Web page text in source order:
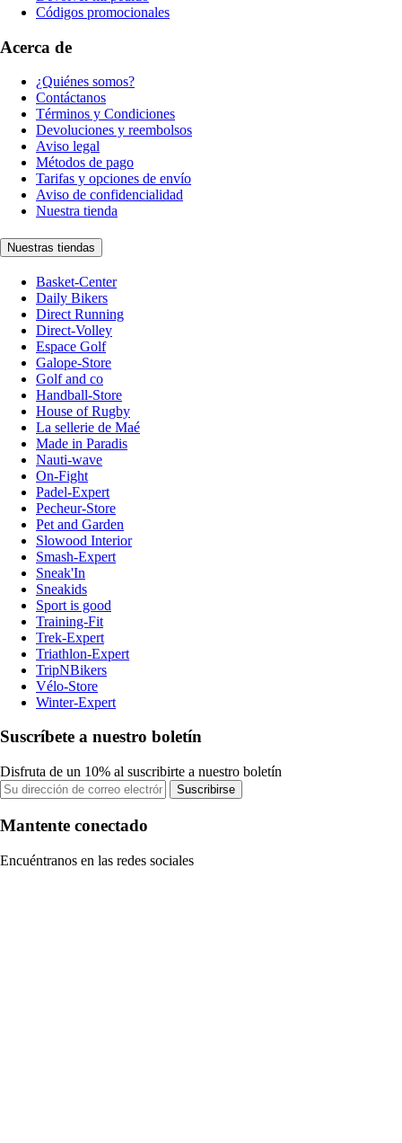
Códigos promocionales
Acerca de
¿Quiénes somos?
Contáctanos
Términos y Condiciones
Devoluciones y reembolsos
Aviso legal
Métodos de pago
Tarifas y opciones de envío
Aviso de confidencialidad
Nuestra tienda
Nuestras tiendas
Basket-Center
Daily Bikers
Direct Running
Direct-Volley
Espace Golf
Galope-Store
Golf and co
Handball-Store
House of Rugby
La sellerie de Maé
Made in Paradis
Nauti-wave
On-Fight
Padel-Expert
Pecheur-Store
Pet and Garden
Slowood Interior
Smash-Expert
Sneak'In
Sneakids
Sport is good
Training-Fit
Trek-Expert
Triathlon-Expert
TripNBikers
Vélo-Store
Winter-Expert
Suscríbete a nuestro boletín
Disfruta de un 10% al suscribirte a nuestro boletín
Suscribirse
Mantente conectado
Encuéntranos en las redes sociales